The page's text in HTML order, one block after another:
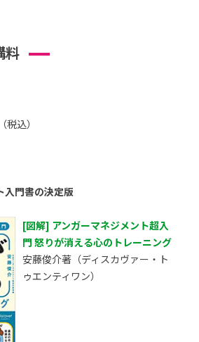
料
込）
入門書の決定版
[図解] アンガーマネジメント超入
門 怒りが消える心のトレーニング
安藤俊介著（ディスカヴァー・ト
ゥエンティワン）